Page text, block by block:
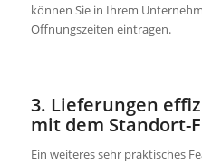
können Sie in Ihrem
Öffnungszeiten eintragen.
3. Lieferungen
mit dem Standort-
Ein weiteres sehr praktisches